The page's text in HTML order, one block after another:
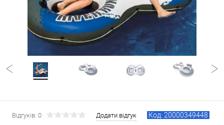
Відгуків: 0 Додати відгук Код: 20000349448